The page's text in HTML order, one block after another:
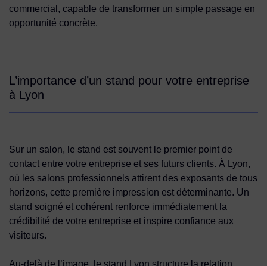
commercial, capable de transformer un simple passage en
opportunité concrète.
L’importance d’un stand pour votre entreprise
à Lyon
Sur un salon, le stand est souvent le premier point de
contact entre votre entreprise et ses futurs clients. À Lyon,
où les salons professionnels attirent des exposants de tous
horizons, cette première impression est déterminante. Un
stand soigné et cohérent renforce immédiatement la
crédibilité de votre entreprise et inspire confiance aux
visiteurs.
Au-delà de l’image, le stand Lyon structure la relation